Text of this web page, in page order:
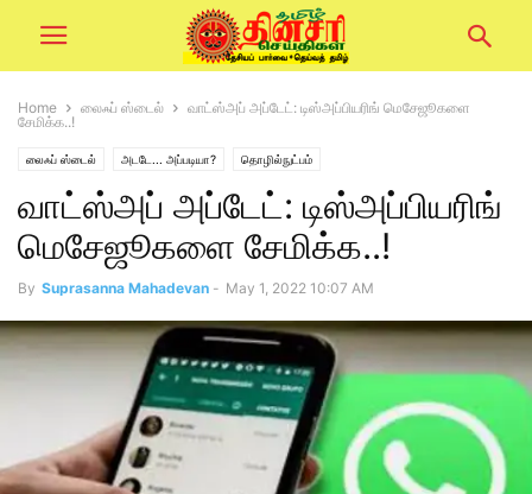
Home லைஃப் ஸ்டைல்
வாட்ஸ்அப் அப்டேட்: டிஸ்அப்பியரிங் மெசேஜூகளை
சேமிக்க..!
லைஃப் ஸ்டைல் அடடே... அப்படியா? தொழில்நுட்பம்
வாட்ஸ்அப் அப்டேட்: டிஸ்அப்பியரிங்
மெசேஜூகளை சேமிக்க..!
By Suprasanna Mahadevan - May 1, 2022 10:07 AM